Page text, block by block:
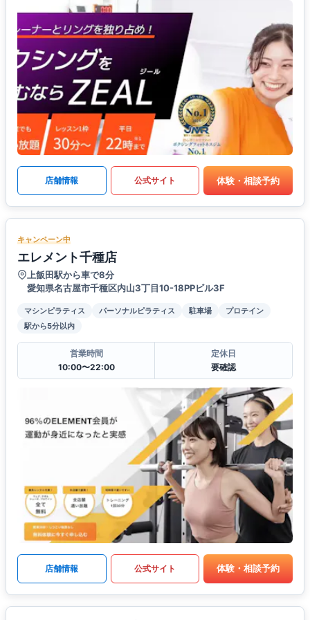
店舗情報 公式サイト 体験・相談予約
キャンペーン中
エレメント千種店
上飯田駅から車で8分
愛知県名古屋市千種区内山3丁目10-18PPビル3F
マシンピラティス パーソナルピラティス 駐車場
プロテイン
駅から5分以内
営業時間
10:00〜22:00
定休日
要確認
店舗情報 公式サイト 体験・相談予約